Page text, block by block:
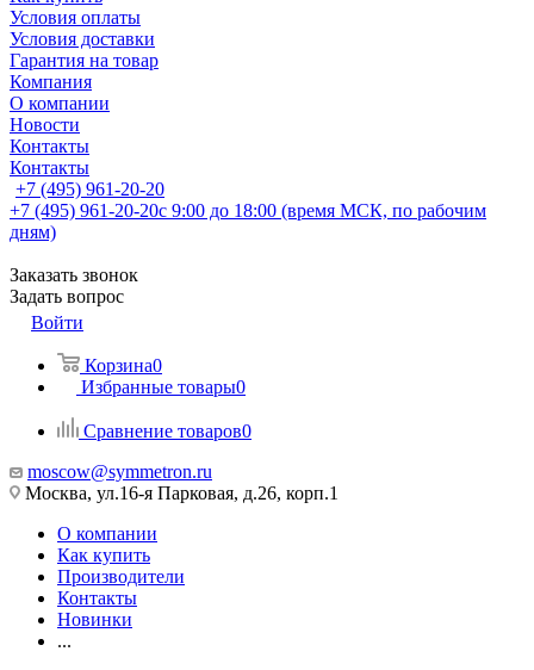
Условия оплаты
Условия доставки
Гарантия на товар
Компания
О компании
Новости
Контакты
Контакты
+7 (495) 961-20-20
+7 (495) 961-20-20с 9:00 до 18:00 (время МСК, по рабочим
дням)
Заказать звонок
Задать вопрос
Войти
Корзина0
Избранные товары0
Сравнение товаров0
moscow@symmetron.ru
Москва, ул.16-я Парковая, д.26, корп.1
О компании
Как купить
Производители
Контакты
Новинки
...